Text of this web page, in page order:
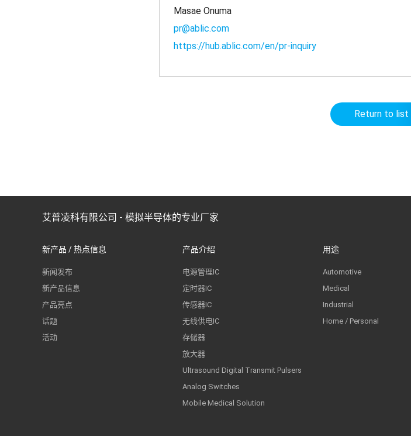
Masae Onuma
pr@ablic.com
https://hub.ablic.com/en/pr-inquiry
Return to list
艾普凌科有限公司 - 模拟半导体的专业厂家
新产品 / 热点信息
新闻发布
新产品信息
产品亮点
话题
活动
产品介绍
电源管理IC
定时器IC
传感器IC
无线供电IC
存储器
放大器
Ultrasound Digital Transmit Pulsers
Analog Switches
Mobile Medical Solution
用途
Automotive
Medical
Industrial
Home / Personal